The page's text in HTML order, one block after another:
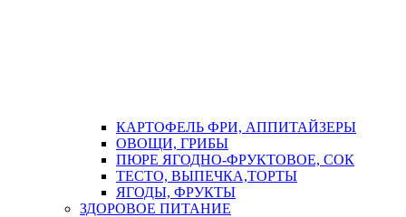
КАРТОФЕЛЬ ФРИ, АППИТАЙЗЕРЫ
ОВОЩИ, ГРИБЫ
ПЮРЕ ЯГОДНО-ФРУКТОВОЕ, СОК
ТЕСТО, ВЫПЕЧКА,ТОРТЫ
ЯГОДЫ, ФРУКТЫ
ЗДОРОВОЕ ПИТАНИЕ